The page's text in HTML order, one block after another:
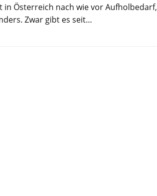
in Österreich nach wie vor Aufholbedarf,
Zwar gibt es seit…